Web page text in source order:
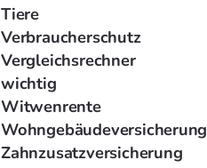
Tiere
Verbraucherschutz
Vergleichsrechner
wichtig
Witwenrente
Wohngebäudeversicherung
Zahnzusatzversicherung